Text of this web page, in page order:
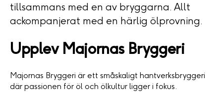
tillsammans med en av bryggarna. Allt
ackompanjerat med en härlig ölprovning.
Upplev Majornas Bryggeri
Majornas Bryggeri är ett småskaligt hantverksbryggeri
där passionen för öl och ölkultur ligger i fokus.